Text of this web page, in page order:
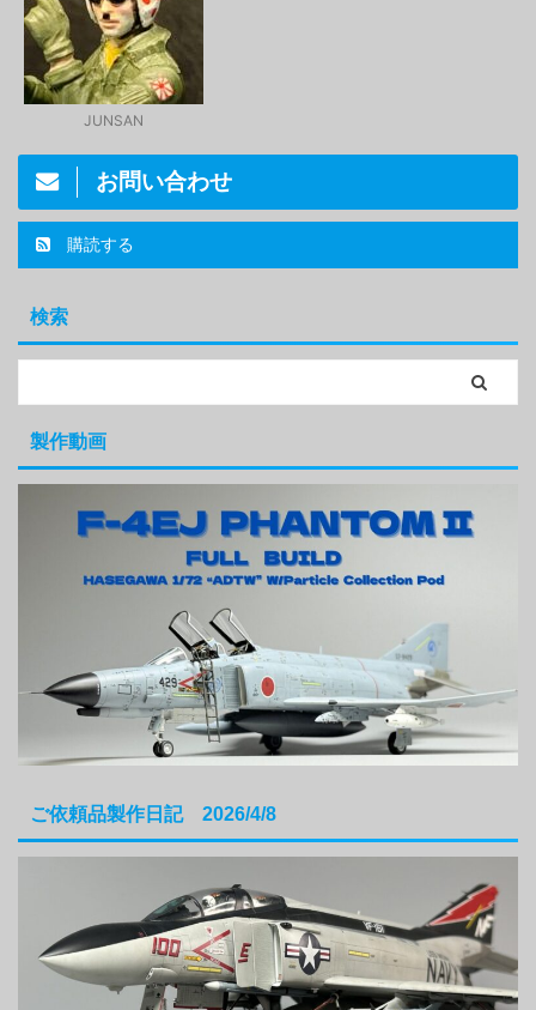
JUNSAN
お問い合わせ
購読する
検索
製作動画
ご依頼品製作日記 2026/4/8